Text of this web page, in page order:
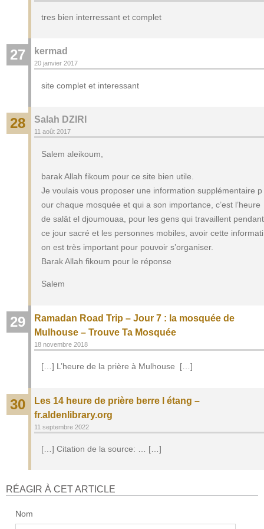
tres bien interressant et complet
27 kermad
20 janvier 2017
site complet et interessant
28 Salah DZIRI
11 août 2017
Salem aleikoum,
barak Allah fikoum pour ce site bien utile.
Je voulais vous proposer une information supplémentaire p
our chaque mosquée et qui a son importance, c’est l’heure
de salât el djoumouaa, pour les gens qui travaillent pendant
ce jour sacré et les personnes mobiles, avoir cette informati
on est très important pour pouvoir s’organiser.
Barak Allah fikoum pour le réponse
Salem
29
Ramadan Road Trip – Jour 7 : la mosquée de
Mulhouse – Trouve Ta Mosquée
18 novembre 2018
[…] L’heure de la prière à Mulhouse […]
30
Les 14 heure de prière berre l étang –
fr.aldenlibrary.org
11 septembre 2022
[…] Citation de la source: … […]
RÉAGIR À CET ARTICLE
Nom